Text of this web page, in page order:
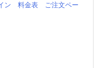
ン 料金表 ご注文ペー